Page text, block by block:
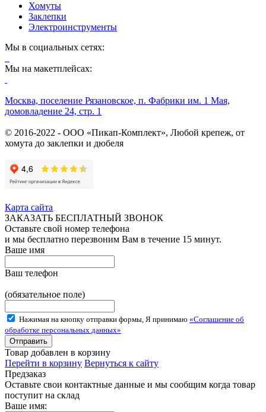
Хомуты
Заклепки
Электроинструменты
Мы в социальных сетях:
Мы на макетплейсах:
Москва, поселение Рязановское, п. Фабрики им. 1 Мая,
домовладение 24, стр. 1
© 2016-2022 - ООО «Пикап-Комплект», Любой крепеж, от
хомута до заклепки и дюбеля
Карта сайта
ЗАКАЗАТЬ БЕСПЛАТНЫЙ ЗВОНОК
Оставьте свой номер телефона
и мы бесплатно перезвоним Вам в течение 15 минут.
Ваше имя
Ваш телефон
(обязательное поле)
Нажимая на кнопку отправки формы, Я принимаю «Соглашение об
обработке персональных данных»
Товар добавлен в корзину
Перейти в корзину Вернуться к сайту
Предзаказ
Оставьте свои контактные данные и мы сообщим когда товар
поступит на склад
Ваше имя: